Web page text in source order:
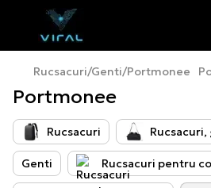
Rucsacuri/Genti/Portmonee
Portmonee
Rucsacuri
Genti Rucsacuri pentru